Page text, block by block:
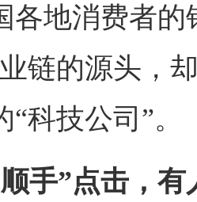
各地消费者的
链的源头，
科技公司”。
手”点击，